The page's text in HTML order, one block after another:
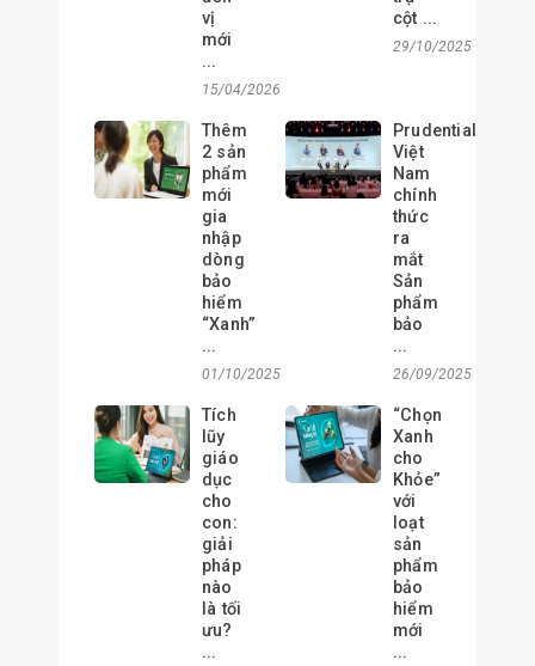
vị
mới
...
15/04/2026
cột ...
29/10/2025
Thêm
2 sản
phẩm
mới
gia
nhập
dòng
bảo
hiểm
“Xanh”
...
01/10/2025
Prudential
Việt
Nam
chính
thức
ra
mắt
Sản
phẩm
bảo
...
26/09/2025
Tích
lũy
giáo
dục
cho
con:
giải
pháp
nào
là tối
ưu?
...
“Chọn
Xanh
cho
Khỏe”
với
loạt
sản
phẩm
bảo
hiểm
mới
...